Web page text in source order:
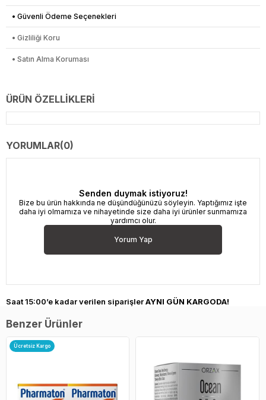
• Güvenli Ödeme Seçenekleri
• Gizliliği Koru
• Satın Alma Koruması
ÜRÜN ÖZELLIKLERI
YORUMLAR(0)
Senden duymak istiyoruz!
Bize bu ürün hakkında ne düşündüğünüzü söyleyin. Yaptığımız işte
daha iyi olmamıza ve nihayetinde size daha iyi ürünler sunmamıza
yardımcı olur.
Yorum Yap
Saat 15:00’e kadar verilen siparişlerAYNI GÜN KARGODA!
Benzer Ürünler
Ücretsiz Kargo